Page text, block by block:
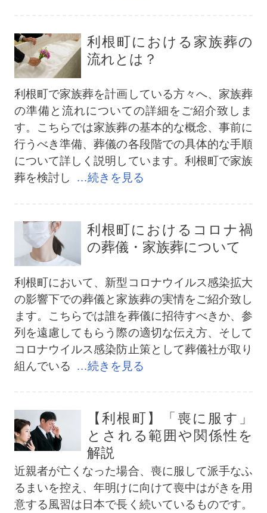
利根町における家族葬の
流れとは？
利根町で家族葬を計画している方々へ、家族葬
の準備と流れについての詳細をご紹介致しま
す。こちらでは家族葬の基本的な概念、事前に
行うべき準備、葬儀の各段階での具体的な手順
について詳しく説明しています。利根町で家族
葬を検討し
…続きを見る
利根町におけるコロナ禍
の葬儀・家族葬について
利根町において、新型コロナウイルス感染拡大
の影響下での葬儀と家族葬の実情をご紹介致し
ます。こちらでは誰を葬儀に招待すべきか、参
列を遠慮してもらう際の適切な伝え方、そして
コロナウイルス感染防止策として葬儀社が取り
組んでいる
…続きを見る
【利根町】「喪に服す」
とされる範囲や関係性を
解説
近親者が亡くなった場合、喪に服して派手なふ
るまいを控え、年明けに向けて喪中はがきを用
意する風習は日本で長く続いているものです。